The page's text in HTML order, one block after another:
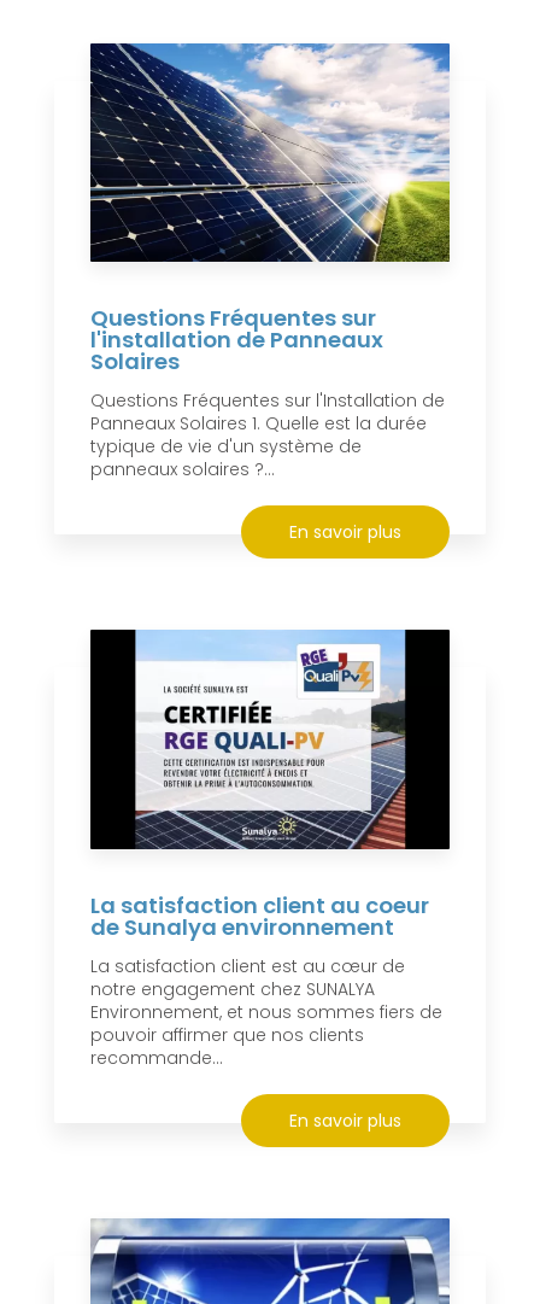
Questions Fréquentes sur
l'installation de Panneaux
Solaires
Questions Fréquentes sur l'Installation de
Panneaux Solaires 1. Quelle est la durée
typique de vie d'un système de
panneaux solaires ?...
En savoir plus
La satisfaction client au coeur
de Sunalya environnement
La satisfaction client est au cœur de
notre engagement chez SUNALYA
Environnement, et nous sommes fiers de
pouvoir affirmer que nos clients
recommande...
En savoir plus